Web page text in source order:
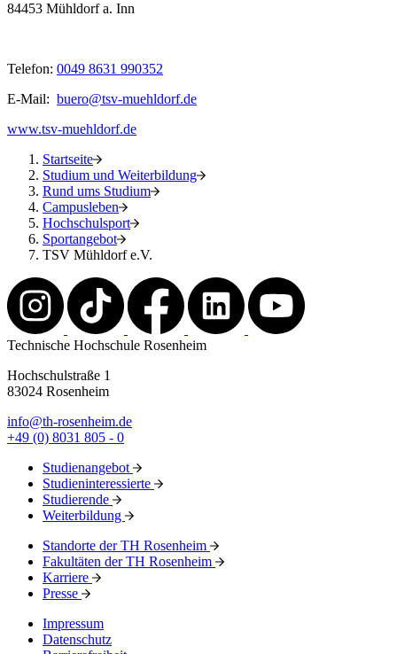
84453 Mühldorf a. Inn
Telefon: 0049 8631 990352
E-Mail: buero@tsv-muehldorf.de
www.tsv-muehldorf.de
Startseite
Studium und Weiterbildung
Rund ums Studium
Campusleben
Hochschulsport
Sportangebot
TSV Mühldorf e.V.
Technische Hochschule Rosenheim
Hochschulstraße 1
83024 Rosenheim
info@th-rosenheim.de
+49 (0) 8031 805 - 0
Studienangebot
Studieninteressierte
Studierende
Weiterbildung
Standorte der TH Rosenheim
Fakultäten der TH Rosenheim
Karriere
Presse
Impressum
Datenschutz